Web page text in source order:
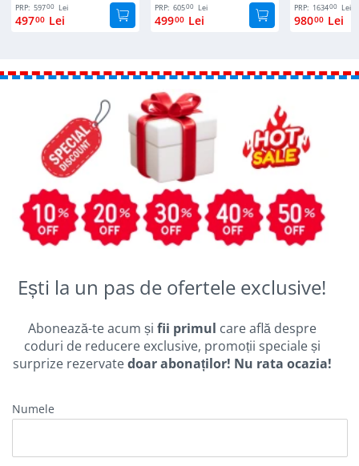
PRP: 59700 Lei
49700 Lei
PRP: 60500 Lei
49900 Lei
PRP: 163400 Lei
98000 Lei
Ești la un pas de ofertele exclusive!
Abonează-te acum și fii primul care află despre
coduri de reducere exclusive, promoții speciale și
surprize rezervatedoar abonaților! Nu rata ocazia!
Numele